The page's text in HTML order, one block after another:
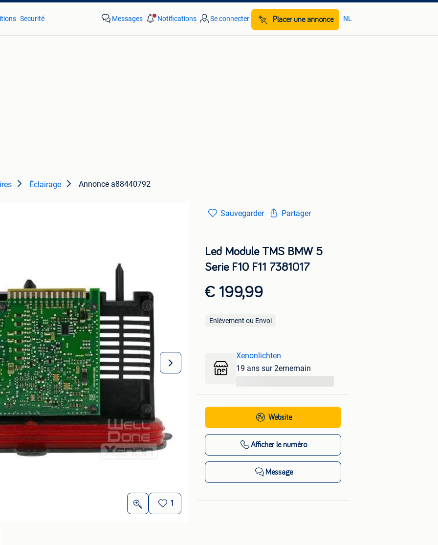
Securité Messages Notifications Se connecter Placer une annonce NL
Éclairage Annonce a88440792
1
Sauvegarder Partager
Led Module TMS BMW 5
Serie F10 F11 7381017
€ 199,99
Enlèvement ou Envoi
Xenonlichten
19 ans sur 2ememain
Website
Afficher le numéro
Message